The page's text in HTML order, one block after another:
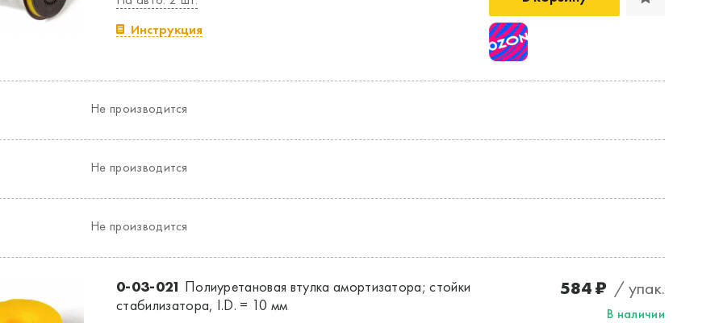
Инструкция
Не производится
Не производится
Не производится
0-03-021 Полиуретановая втулка амортизатора; стойки
стабилизатора, I.D. = 10 мм
584 ₽ / упак.
В наличии